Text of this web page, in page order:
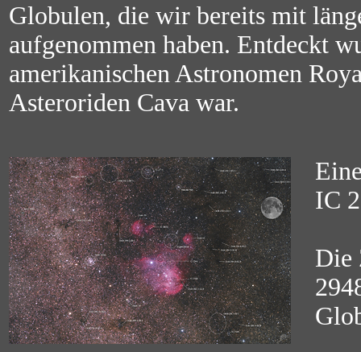
Globulen, die wir bereits mit
aufgenommen haben. Entdeckt
amerikanischen Astronomen
Asteroriden Cava war.
IC
Die